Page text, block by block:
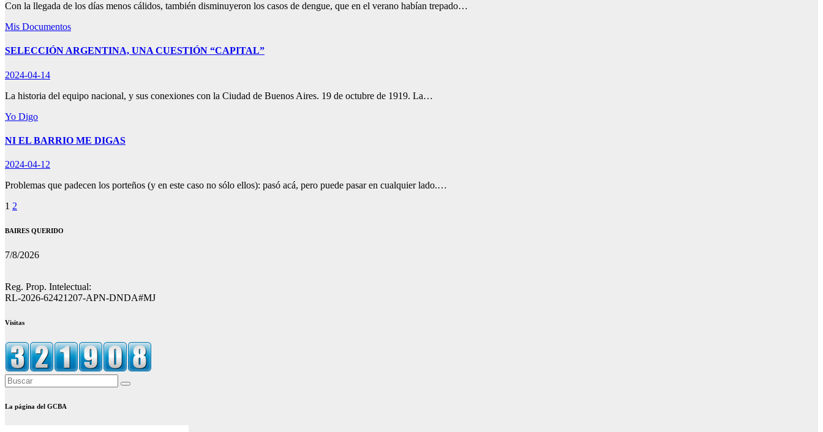
Con la llegada de los días menos cálidos, también disminuyeron los casos de dengue, que en el verano habían trepado…
Mis Documentos
SELECCIÓN ARGENTINA, UNA CUESTIÓN “CAPITAL”
2024-04-14
La historia del equipo nacional, y sus conexiones con la Ciudad de Buenos Aires. 19 de octubre de 1919. La…
Yo Digo
NI EL BARRIO ME DIGAS
2024-04-12
Problemas que padecen los porteños (y en este caso no sólo ellos): pasó acá, pero puede pasar en cualquier lado.…
Paginación
de
1 2
BAIRES QUERIDO
7/8/2026
Reg. Prop. Intelectual:
RL-2026-62421207-APN-DNDA#MJ
Visitas
La página del GCBA